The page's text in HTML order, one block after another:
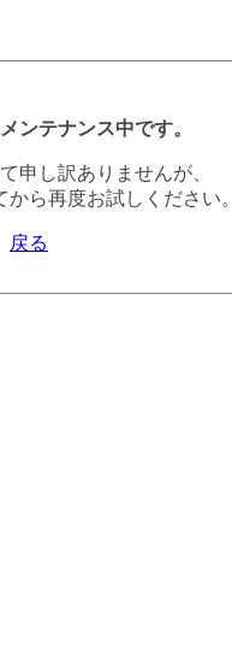
ンテナンス中です。
申し訳ありませんが、
ら再度お試しください。
戻る